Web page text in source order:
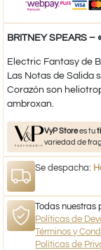
BRITNEY SPEARS
Electric Fantasy de
Las Notas de Salida
Corazón son
ambroxan.
VyP Storees tu
variedad de
Se despacha:
Todas nuestras
Políticas de
Términos y
Políticas de